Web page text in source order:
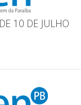
10 DE JULHO